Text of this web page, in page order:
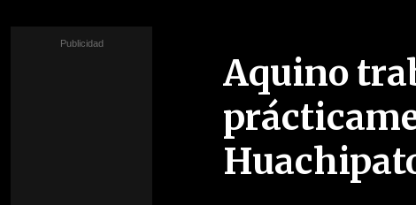
Aquino